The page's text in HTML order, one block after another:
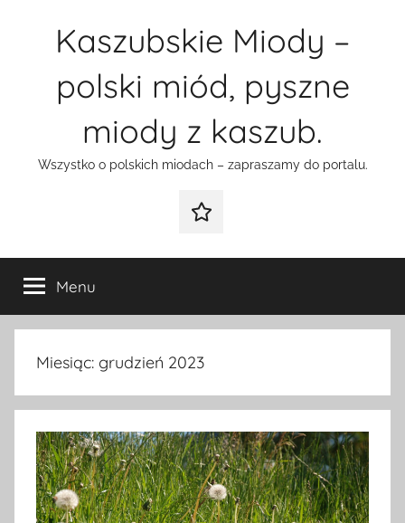
Kaszubskie Miody –
polski miód, pyszne
miody z kaszub.
Wszystko o polskich miodach – zapraszamy do portalu.
Galeria
Menu
Miesiąc: grudzień 2023